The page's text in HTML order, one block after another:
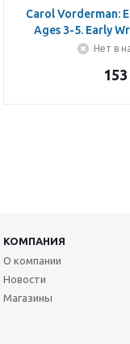
Carol Vorderman:
Ages 3-5. Early
Нет в
153
КОМПАНИЯ
О компании
Новости
Магазины